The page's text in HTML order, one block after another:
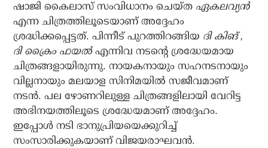
ഷാജി കൈലാസ് സംവിധാനം ചെയ്ത ഏകലവ്യന്‍
എന്ന ചിത്രത്തിലൂടെയാണ് അദ്ദേഹം
ശ്രദ്ധിക്കപ്പെട്ടത്. പിന്നീട് പുറത്തിറങ്ങിയ ദി കിങ് ,
ദി ക്രൈം ഫയല്‍എന്നിവ നടന്റെ ശ്രദ്ധേയമായ
ചിത്രങ്ങളായിരുന്നു. നായകനായും സഹനടനായും
വില്ലനായും മലയാള സിനിമയില്‍ സജീവമാണ്
നടന്‍. പല ഴോണറിലുള്ള ചിത്രങ്ങളിലായി വേറിട്ട
അഭിനയത്തിലൂടെ ശ്രദ്ധേയമാണ് അദ്ദേഹം.
ഇപ്പോൾ നടി ഭാനുപ്രിയയെക്കുറിച്ച്
സംസാരിക്കുകയാണ് വിജയരാഘവൻ.